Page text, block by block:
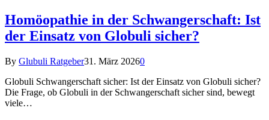
Homöopathie in der Schwangerschaft: Ist
der Einsatz von Globuli sicher?
By Glubuli Ratgeber31. März 20260
Globuli Schwangerschaft sicher: Ist der Einsatz von Globuli sicher?
Die Frage, ob Globuli in der Schwangerschaft sicher sind, bewegt
viele…